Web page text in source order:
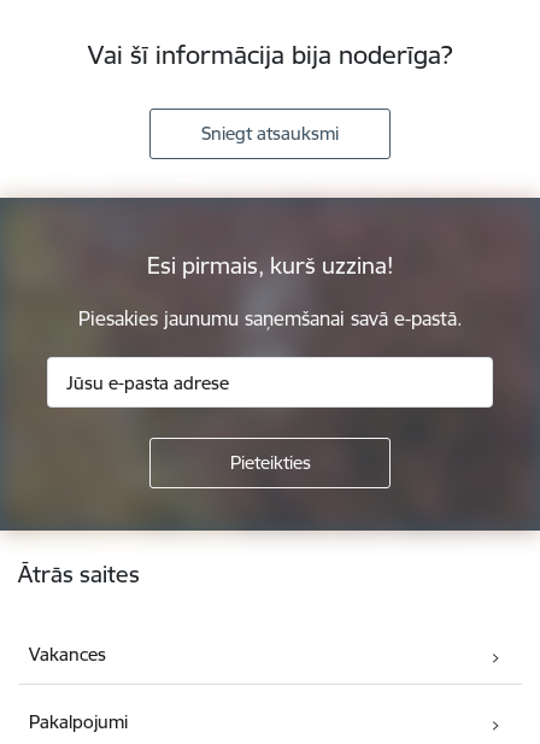
Vai šī informācija bija noderīga?
Sniegt atsauksmi
Esi pirmais, kurš uzzina!
Piesakies jaunumu saņemšanai savā e-pastā.
Kājene
Ātrās saites
Vakances
Pakalpojumi